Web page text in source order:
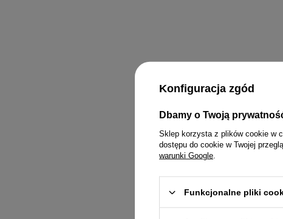
Konfiguracja zgód
Dbamy o Twoją
Sklep korzysta z plików cookie w
dostępu do cookie w Twojej
warunki Google
Funkcjonalne pliki